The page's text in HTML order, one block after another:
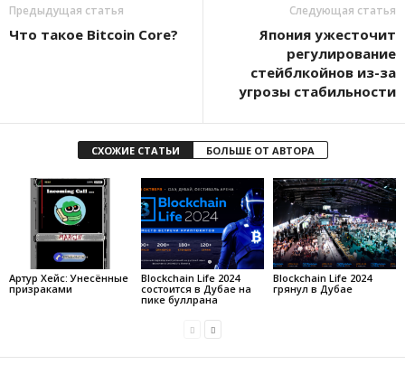
Предыдущая статья
Что такое Bitcoin Core?
Следующая статья
Япoния ужecтoчит
peгулиpoвaниe
cтeйблкoйнoв из-зa
угpoзы cтaбильнocти
СХОЖИЕ СТАТЬИ БОЛЬШЕ ОТ АВТОРА
Артур Хейс: Унесённые
призраками
Blockchain Life 2024
состоится в Дубае на
пике буллрана
Blockchain Life 2024
грянул в Дубае